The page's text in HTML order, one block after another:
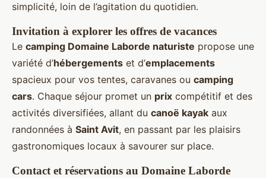
simplicité, loin de l’agitation du quotidien.
Invitation à explorer les offres de vacances
Le camping Domaine Laborde naturiste propose une
variété d’hébergements et d’emplacements
spacieux pour vos tentes, caravanes ou camping
cars. Chaque séjour promet un prix compétitif et des
activités diversifiées, allant du canoë kayak aux
randonnées à Saint Avit, en passant par les plaisirs
gastronomiques locaux à savourer sur place.
Contact et réservations au Domaine Laborde